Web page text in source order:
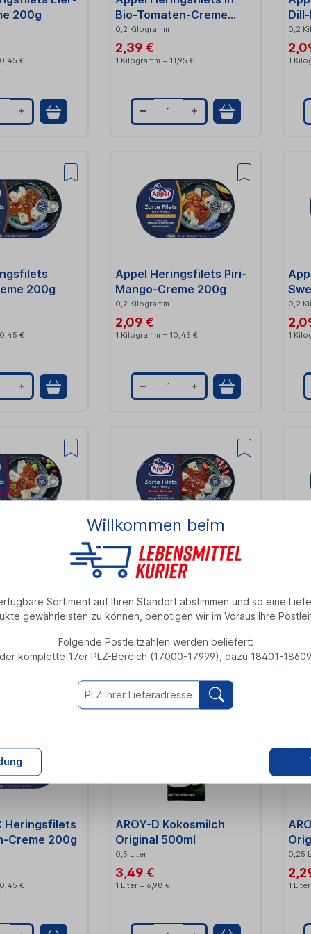
Willkommen beim
Sortiment auf Ihren Standort abstimmen und so eine
gewährleisten zu können, benötigen wir im Voraus Ihre
Folgende Postleitzahlen werden beliefert:
der komplette 17er PLZ-Bereich (17000-17999), dazu 18401-18609
200g
€
Bio-Tomaten-Creme
200g
0,2 Kilogramm
2,39 €
1 Kilogramm = 11,95 €
Q
n
t
i
y
0,2
1
200g
€
Appel Heringsfilets Piri-
Mango-Creme 200g
0,2 Kilogramm
2,09 €
1 Kilogramm = 10,45 €
Q
n
t
t
y
0,2
1
€
Appel Heringsfilets
Tomate-Barbecue 200g
0,2 Kilogramm
2,09 €
1 Kilogramm = 10,45 €
u
i
t
y
1
Heringsfilets
Creme 200g
€
AROY-D Kokosmilch
Original 500ml
0,5 Liter
3,49 €
1 Liter = 6,98 €
0,25
1